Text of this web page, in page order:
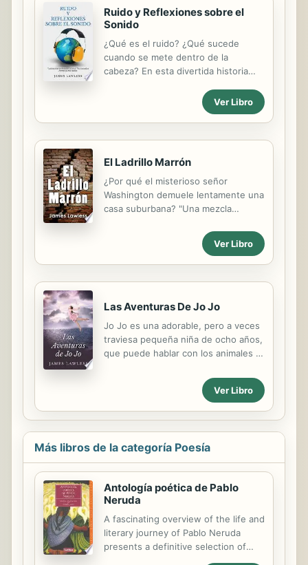
Ruido y Reflexiones sobre el
Sonido
¿Qué es el ruido? ¿Qué sucede
cuando se mete dentro de la
cabeza? En esta divertida historia
Reflexiones sobre el Sonido, James
Lawless retrata con su peculiar
humor algunos de los efectos del
sonido en la sociedad actual,
cuyos versos incansables exploran la
devastación que produce en las
personas sensibles una cacofonía
fuera de control.
Ver Libro
El Ladrillo Marrón
¿Por qué el misterioso señor
Washington demuele lentamente una
casa suburbana? "Una mezcla
y cruda pero exquisitamente
ejecutada miseria urbana , que con
todo su ingenio nunca pierde el alma
Ver Libro
Las Aventuras De Jo Jo
Jo Jo es una adorable, pero a veces
traviesa pequeña niña de ocho años,
que puede hablar con los animales y
muchas de sus aventuras. Descubre
por qué la nariz de Rodolfo el Reno
cangrejo cuando llega a la costa, qué
le ocurre a Jo Jo cuando se pierde
en la ciudad o cuando es
transportada a un reino mágico. En
puede tener un lado tenebroso,
como en el espeluznante cuento de
“El picaporte que se movía”. En esta
obra, encontramos historias que
atraerán no sólo a niños de todas
Ver Libro
Más libros de la categoría Poesía
Antología poética de Pablo
Neruda
A fascinating overview of the life and
literary journey of Pablo Neruda
presents a definitive selection of
poetic works by the acclaimed,